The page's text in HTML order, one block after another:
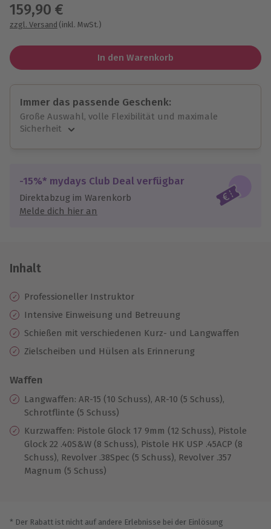
159,90 €
zzgl. Versand (inkl. MwSt.)
In den Warenkorb
Immer das passende Geschenk:
Große Auswahl, volle Flexibilität und maximale
Sicherheit
Jeder Gutschein für alle Erlebnisse einlösbar.
Maximale Sicherheit
10 Jahre gültig & verlängerbar.
-15%* mydays Club Deal verfügbar
Direktabzug im Warenkorb
Melde dich hier an
Inhalt
Professioneller Instruktor
Intensive Einweisung und Betreuung
Schießen mit verschiedenen Kurz- und Langwaffen
Zielscheiben und Hülsen als Erinnerung
Waffen
Langwaffen: AR-15 (10 Schuss), AR-10 (5 Schuss),
Schrotflinte (5 Schuss)
Kurzwaffen: Pistole Glock 17 9mm (12 Schuss), Pistole
Glock 22 .40S&W (8 Schuss), Pistole HK USP .45ACP (8
Schuss), Revolver .38Spec (5 Schuss), Revolver .357
Magnum (5 Schuss)
* Der Rabatt ist nicht auf andere Erlebnisse bei der Einlösung